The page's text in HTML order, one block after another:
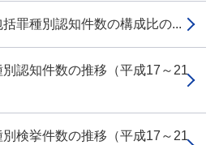
罪種別認知件数の構成比の...
認知件数の推移（平成17～21
検挙件数の推移（平成17～21